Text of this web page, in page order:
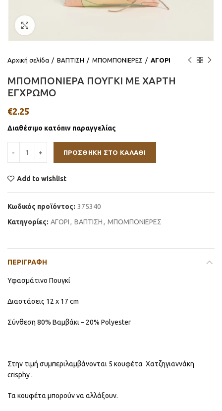
Αρχική σελίδα ΒΑΠΤΙΣΗ ΜΠΟΜΠΟΝΙΕΡΕΣ ΑΓΟΡΙ
ΜΠΟΜΠΟΝΙΕΡΑ ΠΟΥΓΚΙ ΜΕ ΧΑΡΤΗ
ΕΓΧΡΩΜΟ
€2.25
Διαθέσιμο κατόπιν παραγγελίας
ΠΡΟΣΘΉΚΗ ΣΤΟ ΚΑΛΆΘΙ
Add to wishlist
Κωδικός προϊόντος: 375340
Κατηγορίες: ΑΓΟΡΙ, ΒΑΠΤΙΣΗ, ΜΠΟΜΠΟΝΙΕΡΕΣ
ΠΕΡΙΓΡΑΦΉ
Υφασμάτινο Πουγκί
Διαστάσεις 12 x 17 cm
Σύνθεση 80% Βαμβάκι – 20% Polyester
Στην τιμή συμπεριλαμβάνονται 5 κουφέτα Χατζηγιαννάκη
crisphy .
Τα κουφέτα μπορούν να αλλάξουν.